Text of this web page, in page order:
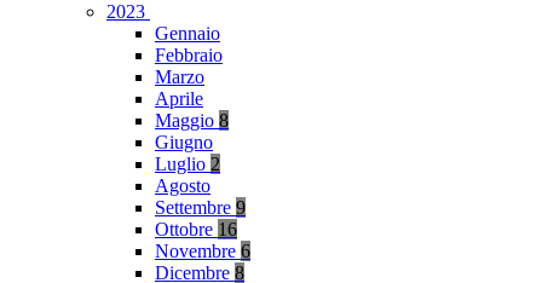
2023
Gennaio
Febbraio
Marzo
Aprile
Maggio 8
Giugno
Luglio 2
Agosto
Settembre 9
Ottobre 16
Novembre 6
Dicembre 8